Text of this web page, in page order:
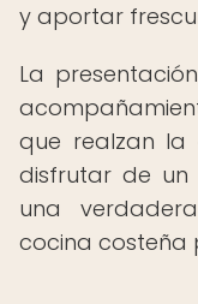
y aportar
La
que realzan la
disfrutar de un
una
cocina costeña